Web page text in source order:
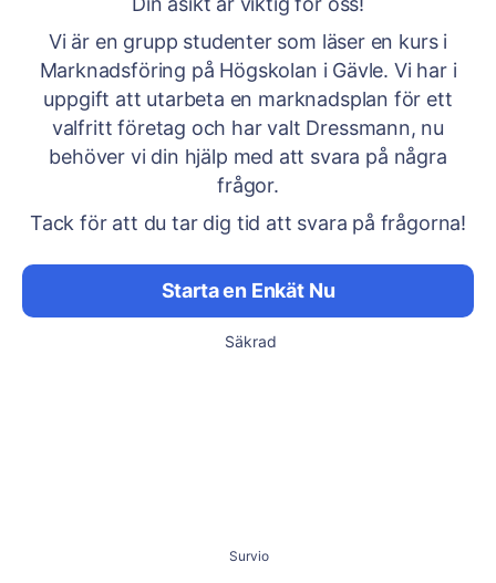
Vi är en grupp studenter som läser en kurs i
Marknadsföring på Högskolan i Gävle. Vi har i
uppgift att utarbeta en marknadsplan för ett
valfritt företag och har valt Dressmann, nu
behöver vi din hjälp med att svara på några
frågor.
Tack för att du tar dig tid att svara på frågorna!
Starta en Enkät Nu
Säkrad
Survio